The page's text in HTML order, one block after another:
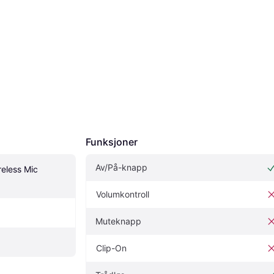
Mic
Funksjoner
Av/På-knapp
Volumkontroll
Muteknapp
Clip-On